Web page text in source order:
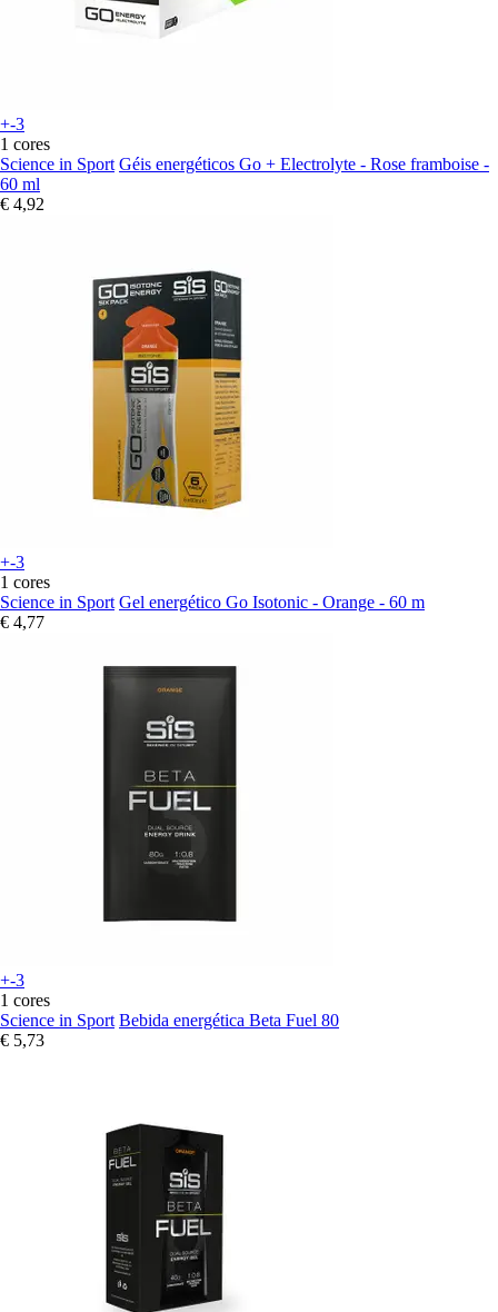
+-3
1 cores
Science in Sport Géis energéticos Go + Electrolyte - Rose framboise -
60 ml
€ 4,92
+-3
1 cores
Science in Sport Gel energético Go Isotonic - Orange - 60 m
€ 4,77
+-3
1 cores
Science in Sport Bebida energética Beta Fuel 80
€ 5,73